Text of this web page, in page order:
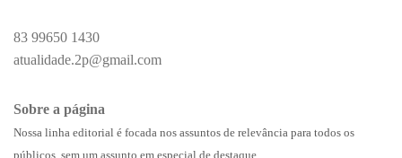
83 99650 1430
atualidade.2p@gmail.com
Sobre a página
Nossa linha editorial é focada nos assuntos de relevância para todos os
públicos, sem um assunto em especial de destaque